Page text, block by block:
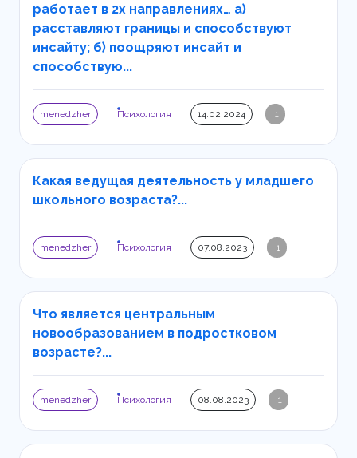
работает в 2х направлениях… а)
расставляют границы и способствуют
инсайту; б) поощряют инсайт и
способствую...
menedzher Психология 14.02.2024 1
Какая ведущая деятельность у младшего
школьного возраста?...
menedzher Психология 07.08.2023 1
Что является центральным
новообразованием в подростковом
возрасте?...
menedzher Психология 08.08.2023 1